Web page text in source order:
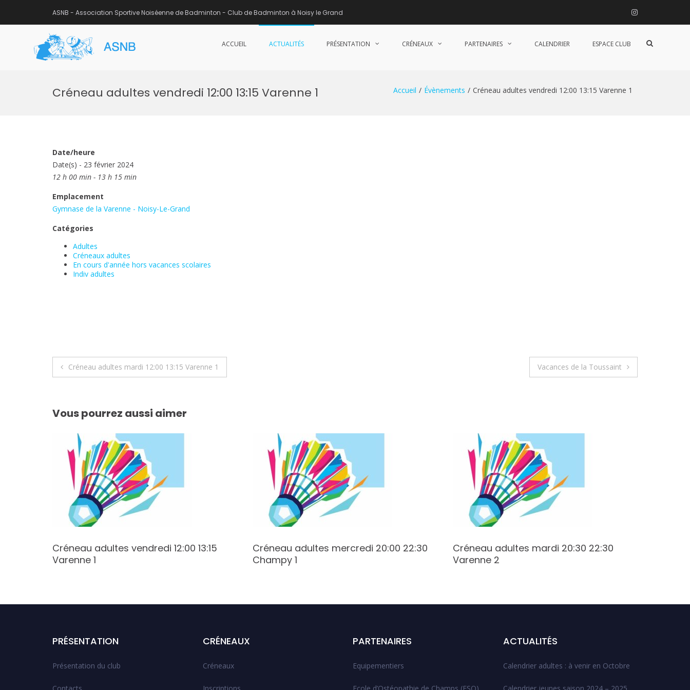
ASNB - Association Sportive Noiséenne de Badminton - Club de Badminton à Noisy le Grand Instagram
ACCUEIL ACTUALITÉS PRÉSENTATION CRÉNEAUX PARTENAIRES CALENDRIER ESPACE CLUB
Afficher
Créneau adultes vendredi 12:00 13:15 Varenne 1 Accueil Évènements Créneau adultes vendredi 12:00 13:15 Varenne 1
Date/heure
Date(s) - 23 février 2024
12 h 00 min - 13 h 15 min
Emplacement
Gymnase de la Varenne - Noisy-Le-Grand
Catégories
Adultes
Créneaux adultes
En cours d'année hors vacances scolaires
Indiv adultes
Navigation
l’article
Créneau adultes mardi 12:00 13:15 Varenne 1 Vacances de la Toussaint
Vous pourrez aussi aimer
Créneau adultes vendredi 12:00 13:15
Varenne 1
Créneau adultes mercredi 20:00 22:30
Champy 1
Créneau adultes mardi 20:30 22:30
Varenne 2
PRÉSENTATION
Présentation du club
CRÉNEAUX
Créneaux
PARTENAIRES
Equipementiers
ACTUALITÉS
Calendrier adultes : à venir en Octobre